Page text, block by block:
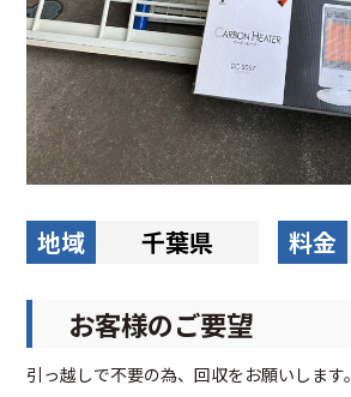
地域 千葉県 料金
お客様のご要望
引っ越しで不要の為、回収をお願いします。